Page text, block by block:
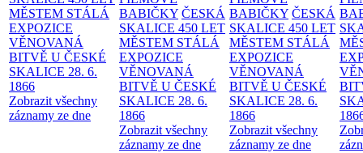
MĚSTEM STÁLÁ
EXPOZICE
VĚNOVANÁ
BITVĚ U ČESKÉ
SKALICE 28. 6.
1866
Zobrazit všechny
záznamy ze dne
BABIČKY ČESKÁ
SKALICE 450 LET
MĚSTEM STÁLÁ
EXPOZICE
VĚNOVANÁ
BITVĚ U ČESKÉ
SKALICE 28. 6.
1866
Zobrazit všechny
záznamy ze dne
BABIČKY ČESKÁ
SKALICE 450 LET
MĚSTEM STÁLÁ
EXPOZICE
VĚNOVANÁ
BITVĚ U ČESKÉ
SKALICE 28. 6.
1866
Zobrazit všechny
záznamy ze dne